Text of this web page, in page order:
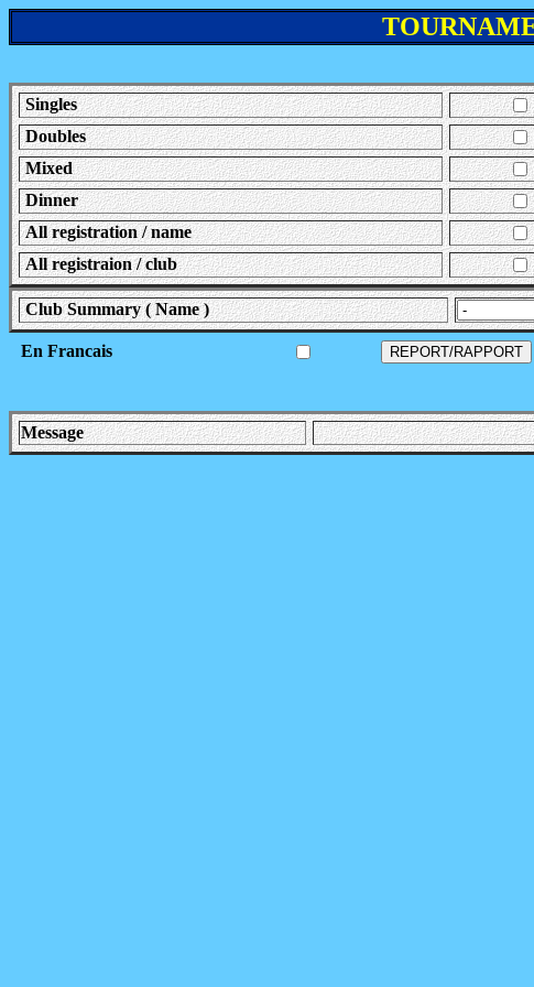
Singles
Doubles
Mixed
Dinner
All registration / name
All registraion / club
Club Summary ( Name )
En Francais
Message